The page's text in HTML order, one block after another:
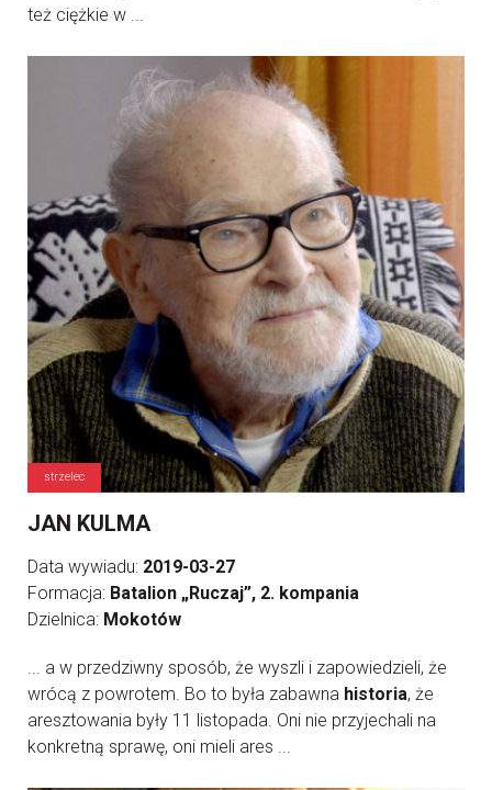
też ciężkie w ...
strzelec
JAN KULMA
Data wywiadu: 2019-03-27
Formacja: Batalion „Ruczaj”, 2. kompania
Dzielnica: Mokotów
... a w przedziwny sposób, że wyszli i zapowiedzieli, że
wrócą z powrotem. Bo to była zabawna historia, że
aresztowania były 11 listopada. Oni nie przyjechali na
konkretną sprawę, oni mieli ares ...